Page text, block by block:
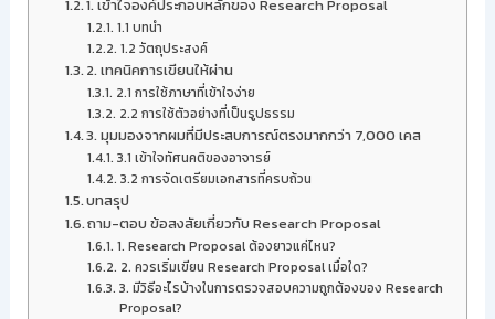
1. เข้าใจองค์ประกอบหลักของ Research Proposal
1.1 บทนำ
1.2 วัตถุประสงค์
2. เทคนิคการเขียนให้ผ่าน
2.1 การใช้ภาษาที่เข้าใจง่าย
2.2 การใช้ตัวอย่างที่เป็นรูปธรรม
3. มุมมองจากผมที่มีประสบการณ์ตรงมากกว่า 7,000 เคส
3.1 เข้าใจทัศนคติของอาจารย์
3.2 การจัดเตรียมเอกสารที่ครบถ้วน
บทสรุป
ถาม-ตอบ ข้อสงสัยเกี่ยวกับ Research Proposal
1. Research Proposal ต้องยาวแค่ไหน?
2. ควรเริ่มเขียน Research Proposal เมื่อใด?
3. มีวิธีอะไรบ้างในการตรวจสอบความถูกต้องของ Research
Proposal?